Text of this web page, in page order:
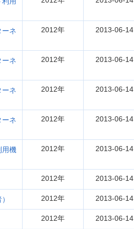
ネ
2012年 2013-06-14
ネ
2012年 2013-06-14
ネ
2012年 2013-06-14
ネ
2012年 2013-06-14
機
2012年 2013-06-14
2012年 2013-06-14
2012年 2013-06-14
2012年 2013-06-14